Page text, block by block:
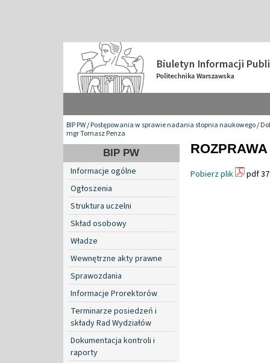
BIP PW/Postępowania w sprawie nadania stopnia naukowego/
mgr Tomasz Penza
BIP PW
Informacje ogólne
Ogłoszenia
Struktura uczelni
Skład osobowy
Władze
Wewnętrzne akty prawne
Sprawozdania
Informacje Prorektorów
Terminarze posiedzeń i
składy Rad Wydziałów
Dokumentacja kontroli i
raporty
ROZPRAWA
Pobierz plik pdf